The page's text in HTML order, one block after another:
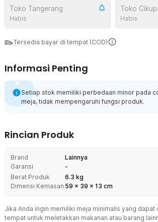
Toko Tangerang
Habis
Toko
Habis
Tersedia bayar di tempat (COD)
Informasi Penting
Setiap stok memiliki perbedaan minor pada
meja, tidak mempengaruhi fungsi produk.
Rincian Produk
Brand
Lainnya
Garansi
-
Berat Produk
6.3 kg
Dimensi Kemasan 59 x 39 x 13 cm
Jika Anda ingin memiliki meja minimalis yang dapat
tempat untuk meletakkan makanan atau barang